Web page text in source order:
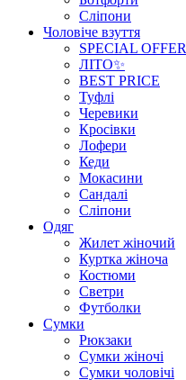
Сліпони
Чоловіче взуття
SPECIAL OFFER
ЛІТО✨
BEST PRICE
Туфлі
Черевики
Кросівки
Лофери
Кеди
Мокасини
Сандалі
Сліпони
Одяг
Жилет жіночий
Куртка жіноча
Костюми
Светри
Футболки
Сумки
Рюкзаки
Сумки жіночі
Сумки чоловічі